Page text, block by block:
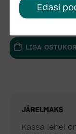
Edasi
LISA
JÄRELMAKS
Kassa lehel